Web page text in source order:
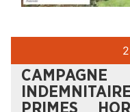
PRIMES